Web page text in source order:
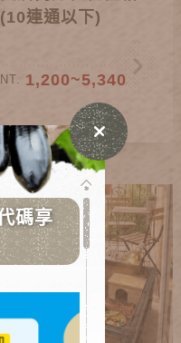
(10連通以下)
NT. 1,200~5,340